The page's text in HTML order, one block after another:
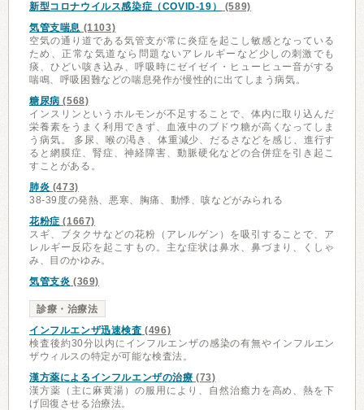
新型コロナウイルス感染症（COVID-19）
(589)
気管支喘息 (1103)
空気の通り道である気管支が常に炎症を起こし敏感となっている
ため、正常な気道なら問題ないアレルギーなど少しの刺激でも
痰、ひどい咳き込み、呼吸時にゼイゼイ・ヒューヒュー音がする
喘鳴、呼吸困難などの喘息発作が慢性的に出てしまう病気。
糖尿病 (568)
インスリンというホルモンが不足することで、体内に取り込んだ
栄養素をうまく利用できず、血液中のブドウ糖が高くなってしま
う病気。 多尿、喉の渇き、体重減少、だるさなどを感じ、進行す
ると網膜症、腎症、神経障害、動脈硬化などの合併症を引き起こ
すことがある。
肺炎 (473)
38-39度の発熱、悪寒、胸痛、動悸、咳などがみられる
花粉症 (1667)
スギ、ブタクサなどの花粉（アレルゲン）を吸引することで、ア
レルギー反応を起こすもの。主な症状は鼻水、鼻づまり、くしゃ
み、目のかゆみ。
気管支炎 (369)
診療・治療法
インフルエンザ迅速検査 (496)
検査後約30分以内にインフルエンザの感染の有無やインフルエン
ザウィルスの特定が可能な検査法。
漢方薬によるインフルエンザの治療 (73)
漢方薬（主に麻黄湯）の服用により、自然治癒力を高め、熱を下
げ回復させる治療法。